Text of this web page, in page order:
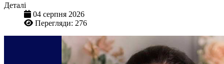
Деталі
04 серпня 2026
Перегляди: 276